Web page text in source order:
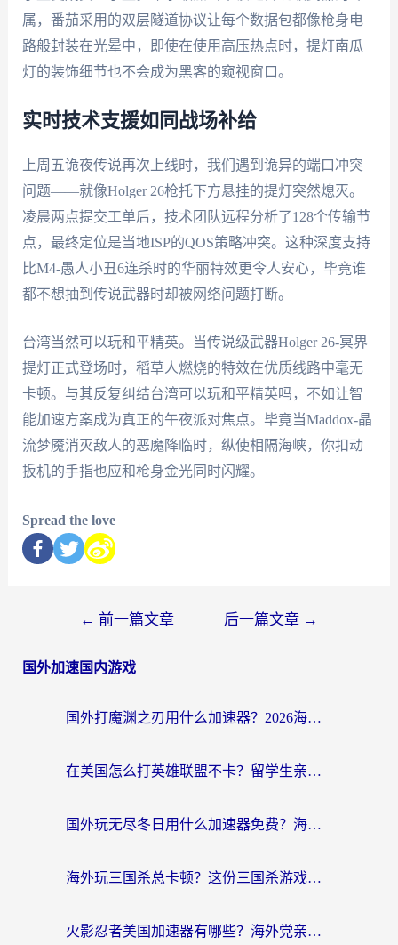
属，番茄采用的双层隧道协议让每个数据包都像枪身电
路般封装在光晕中，即使在使用高压热点时，提灯南瓜
灯的装饰细节也不会成为黑客的窥视窗口。
实时技术支援如同战场补给
上周五诡夜传说再次上线时，我们遇到诡异的端口冲突
问题——就像Holger 26枪托下方悬挂的提灯突然熄灭。
凌晨两点提交工单后，技术团队远程分析了128个传输节
点，最终定位是当地ISP的QOS策略冲突。这种深度支持
比M4-愚人小丑6连杀时的华丽特效更令人安心，毕竟谁
都不想抽到传说武器时却被网络问题打断。
台湾当然可以玩和平精英。当传说级武器Holger 26-冥界
提灯正式登场时，稻草人燃烧的特效在优质线路中毫无
卡顿。与其反复纠结台湾可以玩和平精英吗，不如让智
能加速方案成为真正的午夜派对焦点。毕竟当Maddox-晶
流梦魇消灭敌人的恶魔降临时，纵使相隔海峡，你扣动
扳机的手指也应和枪身金光同时闪耀。
Spread the love
← 前一篇文章 后一篇文章 →
国外加速国内游戏
国外打魔渊之刃用什么加速器？2026海外玩家国服游戏加速全攻略（附闪耀暖暖&复苏的魔女避坑指南）
在美国怎么打英雄联盟不卡？留学生亲测的国服游戏加速全攻略
国外玩无尽冬日用什么加速器免费？海外党国服游戏加速避坑指南
海外玩三国杀总卡顿？这份三国杀游戏加速器指南帮你告别延迟烦恼
火影忍者美国加速器有哪些？海外党亲测的国服游戏加速全攻略（含菲律宾玩三国之刃守望黎明技巧）